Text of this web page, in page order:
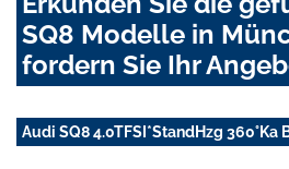
SQ8 Modelle in
fordern Sie Ihr
Audi SQ8 4.0TFSI*StandHzg 360°Ka